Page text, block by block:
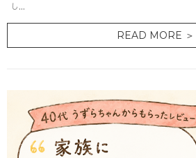
し...
READ MORE ＞